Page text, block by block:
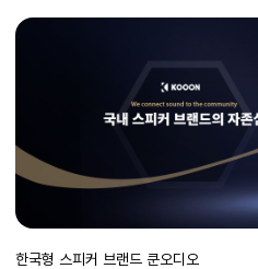
한국형 스피커 브랜드 쿤오디오